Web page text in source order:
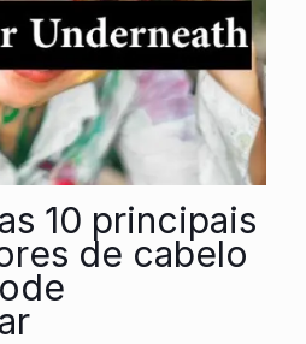
10 principais
de cabelo